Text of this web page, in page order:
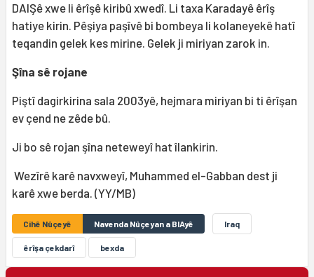
DAIŞê xwe li êrîşê kiribû xwedî. Li taxa Karadayê êrîş
hatiye kirin. Pêşiya paşîvê bi bombeya li kolaneyekê hatî
teqandin gelek kes mirine. Gelek ji miriyan zarok in.
Şîna sê rojane
Piştî dagirkirina sala 2003yê, hejmara miriyan bi ti êrîşan
ev çend ne zêde bû.
Ji bo sê rojan şîna neteweyî hat îlankirin.
Wezîrê karê navxweyî, Muhammed el-Gabban dest ji
karê xwe berda. (YY/MB)
Cihê Nûçeyê Navenda Nûçeyan a BIAyê Iraq
êrîşa çekdarî bexda